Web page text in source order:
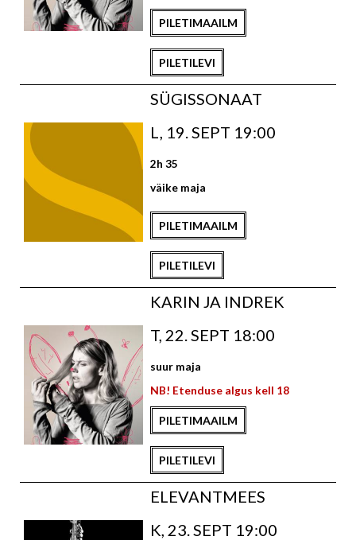
PILETIMAAILM
PILETILEVI
SÜGISSONAAT
L, 19. SEPT 19:00
2h 35
väike maja
PILETIMAAILM
PILETILEVI
KARIN JA INDREK
T, 22. SEPT 18:00
suur maja
NB! Etenduse algus kell 18
PILETIMAAILM
PILETILEVI
ELEVANTMEES
K, 23. SEPT 19:00